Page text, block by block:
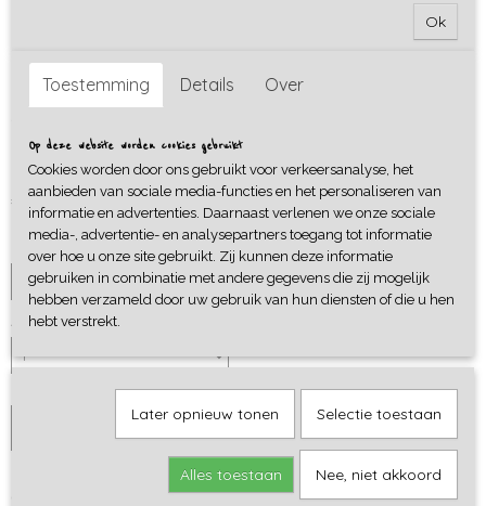
Ansichtkaart Bloemetjes
plukken
€ 1,95
Uitvoering
Aantal
IN WINKELWAGEN
Ok
Toestemming Details Over
Op deze website worden cookies gebruikt
Cookies worden door ons gebruikt voor verkeersanalyse, het
aanbieden van sociale media-functies en het personaliseren van
informatie en advertenties. Daarnaast verlenen we onze sociale
media-, advertentie- en analysepartners toegang tot informatie
over hoe u onze site gebruikt. Zij kunnen deze informatie
gebruiken in combinatie met andere gegevens die zij mogelijk
hebben verzameld door uw gebruik van hun diensten of die u hen
hebt verstrekt.
Later opnieuw tonen Selectie toestaan
Alles toestaan Nee, niet akkoord